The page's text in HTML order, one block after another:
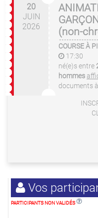
20
JUIN
2026
(non-
COURSE À
17:30
né(e)s entre
hommes
documents
Vos
PARTICIPANTS NON VALIDÉS